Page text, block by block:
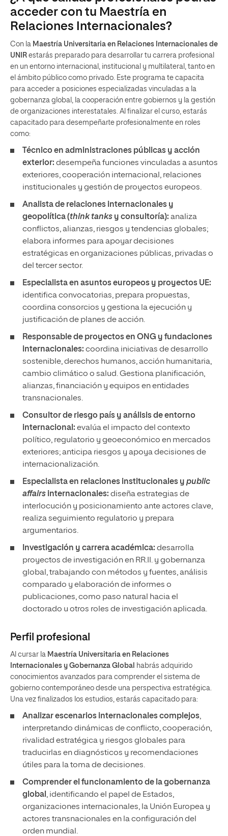
acceder con tu Maestría en
Relaciones Internacionales?
Con la Maestría Universitaria en Relaciones Internacionales de
UNIR estarás preparado para desarrollar tu carrera profesional
en un entorno internacional, institucional y multilateral, tanto en
el ámbito público como privado. Este programa te capacita
para acceder a posiciones especializadas vinculadas a la
gobernanza global, la cooperación entre gobiernos y la gestión
de organizaciones interestatales. Al finalizar el curso, estarás
capacitado para desempeñarte profesionalmente en roles
como:
Técnico en administraciones públicas y acción
exterior: desempeña funciones vinculadas a asuntos
exteriores, cooperación internacional, relaciones
institucionales y gestión de proyectos europeos.
Analista de relaciones internacionales y
geopolítica (think tanks y consultoría): analiza
conflictos, alianzas, riesgos y tendencias globales;
elabora informes para apoyar decisiones
estratégicas en organizaciones públicas, privadas o
del tercer sector.
Especialista en asuntos europeos y proyectos UE:
identifica convocatorias, prepara propuestas,
coordina consorcios y gestiona la ejecución y
justificación de planes de acción.
Responsable de proyectos en ONG y fundaciones
internacionales: coordina iniciativas de desarrollo
sostenible, derechos humanos, acción humanitaria,
cambio climático o salud. Gestiona planificación,
alianzas, financiación y equipos en entidades
transnacionales.
Consultor de riesgo país y análisis de entorno
internacional: evalúa el impacto del contexto
político, regulatorio y geoeconómico en mercados
exteriores; anticipa riesgos y apoya decisiones de
internacionalización.
Especialista en relaciones institucionales y public
affairs internacionales: diseña estrategias de
interlocución y posicionamiento ante actores clave,
realiza seguimiento regulatorio y prepara
argumentarios.
Investigación y carrera académica: desarrolla
proyectos de investigación en RR.II. y gobernanza
global, trabajando con métodos y fuentes, análisis
comparado y elaboración de informes o
publicaciones, como paso natural hacia el
doctorado u otros roles de investigación aplicada.
Perfil profesional
Al cursar la Maestría Universitaria en Relaciones
Internacionales y Gobernanza Global
habrás adquirido
conocimientos avanzados para comprender el sistema de
gobierno contemporáneo desde una perspectiva estratégica.
Una vez finalizados los estudios, estarás capacitado para:
Analizar escenarios internacionales complejos,
interpretando dinámicas de conflicto, cooperación,
rivalidad estratégica y riesgos globales para
traducirlas en diagnósticos y recomendaciones
útiles para la toma de decisiones.
Comprender el funcionamiento de la gobernanza
global , identificando el papel de Estados,
organizaciones internacionales, la Unión Europea y
actores transnacionales en la configuración del
orden mundial.